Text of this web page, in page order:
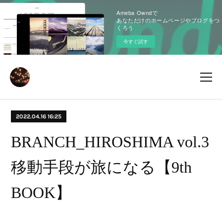
Ameba Owndで
あなただけのホームページやブログをつ
くろう
今すぐ試す
2022.04.16 16:25
BRANCH_HIROSHIMA vol.3
移動手段が旅になる【9th
BOOK】